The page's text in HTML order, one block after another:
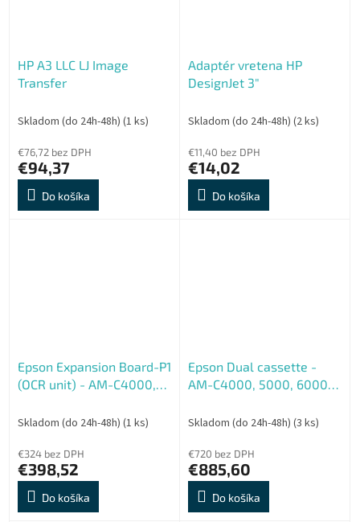
HP A3 LLC LJ Image
Transfer
Skladom (do 24h-48h) (1 ks)
€76,72 bez DPH
€94,37
Do košíka
Adaptér vretena HP
DesignJet 3"
Skladom (do 24h-48h) (2 ks)
€11,40 bez DPH
€14,02
Do košíka
Epson Expansion Board-P1
(OCR unit) - AM-C4000,
Skladom (do 24h-48h) (1 ks)
€324 bez DPH
€398,52
Do košíka
Epson Dual cassette -
AM-C4000, 5000, 6000
Skladom (do 24h-48h) (3 ks)
€720 bez DPH
€885,60
Do košíka